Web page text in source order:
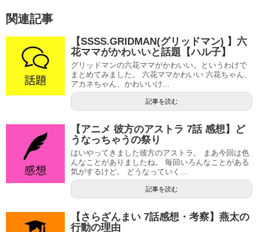
関連記事
【SSSS.GRIDMAN(グリッドマン) 】六
花ママがかわいいと話題【ハル子】
グリッドマンの六花ママがかわいい。というわけで
まとめてみました。 六花ママかわいい 六花ちゃん、
アカネちゃん、かわいいけ...
記事を読む
【アニメ 彼方のアストラ 7話 感想】ど
うなっちゃうの祭り
はいやってきました彼方のアストラ。 まあ今回は色
んなことがありましたね。 毎回いろんなことがある
気がするけど。 どうなっていく...
記事を読む
【さらざんまい 7話感想・考察】燕太の
行動の理由